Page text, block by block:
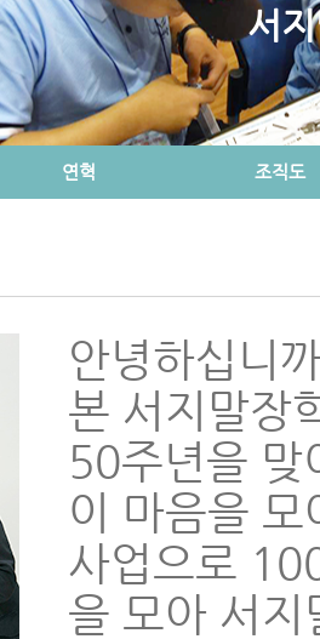
서
연혁 조직도
안녕하십니
본 서지말장
50주년을 맞
이 마음을
사업으로
을 모아 서